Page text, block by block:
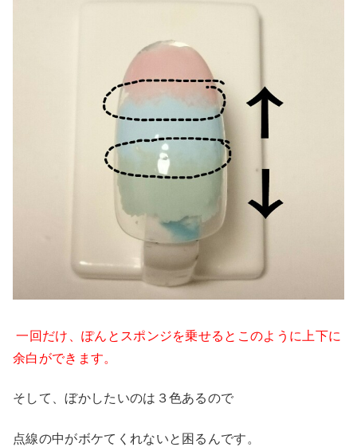
一回だけ、ぽんとスポンジを乗せるとこのように上下に
余白ができます。
そして、ぼかしたいのは３色あるので
点線の中がボケてくれないと困るんです。